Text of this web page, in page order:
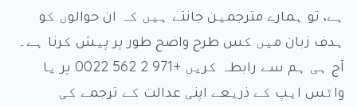
ہے، تو ہمارے مترجمین جانتے ہیں کہ ان حوالوں کو
ہدف زبان میں کس طرح واضح طور پر پیش کرنا ہے۔
آج ہی ہم سے رابطہ کریں +971 2 562 0022 پر یا
واٹس ایپ کے ذریعے اپنی عدالت کے ترجمے کی